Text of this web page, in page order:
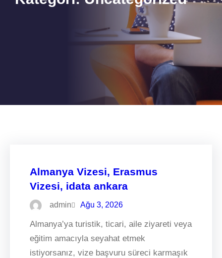
Almanya Vizesi, Erasmus
Vizesi, idata ankara
admin Ağu 3, 2026
Almanya’ya turistik, ticari, aile ziyareti veya
eğitim amacıyla seyahat etmek
istiyorsanız, vize başvuru süreci karmaşık